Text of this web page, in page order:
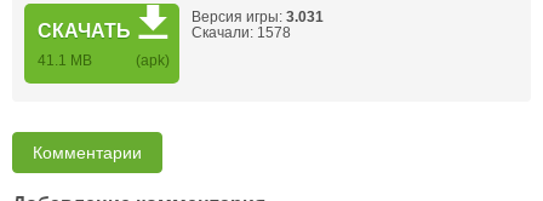
СКАЧАТЬ
41.1 MB (apk)
Версия игры: 3.031
Скачали: 1578
Комментарии